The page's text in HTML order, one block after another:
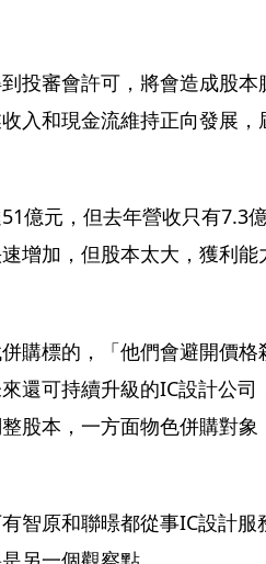
投審會許可，將會造成股
入和現金流維持正向發展
億元，但去年營收只有7.3
增加，但股本太大，獲利能
購標的，「他們會避開價格
還可持續升級的IC設計公司
股本，一方面物色併購對
智原和聯暻都從事IC設計服